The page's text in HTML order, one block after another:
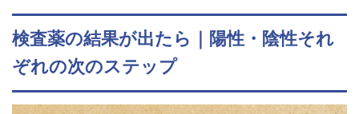
検査薬の結果が出たら｜陽性・陰性それ
ぞれの次のステップ